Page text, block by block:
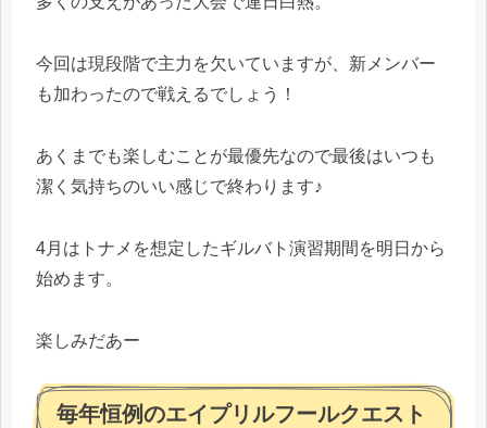
今回は現段階で主力を欠いていますが、新メンバー
も加わったので戦えるでしょう！
あくまでも楽しむことが最優先なので最後はいつも
潔く気持ちのいい感じで終わります♪
4月はトナメを想定したギルバト演習期間を明日から
始めます。
楽しみだあー
毎年恒例のエイプリルフールクエスト